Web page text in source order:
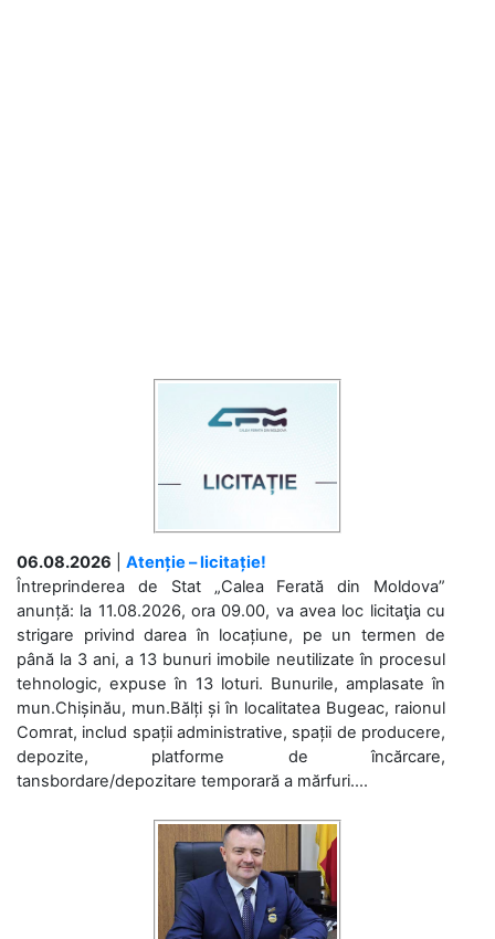
06.08.2026
Atenție – licitație!
Întreprinderea de Stat „Calea Ferată din Moldova”
anunță: la 11.08.2026, ora 09.00, va avea loc licitaţia cu
strigare privind darea în locațiune, pe un termen de
până la 3 ani, a 13 bunuri imobile neutilizate în procesul
tehnologic, expuse în 13 loturi. Bunurile, amplasate în
mun.Chișinău, mun.Bălți și în localitatea Bugeac, raionul
Comrat, includ spații administrative, spații de producere,
depozite, platforme de încărcare,
tansbordare/depozitare temporară a mărfuri....